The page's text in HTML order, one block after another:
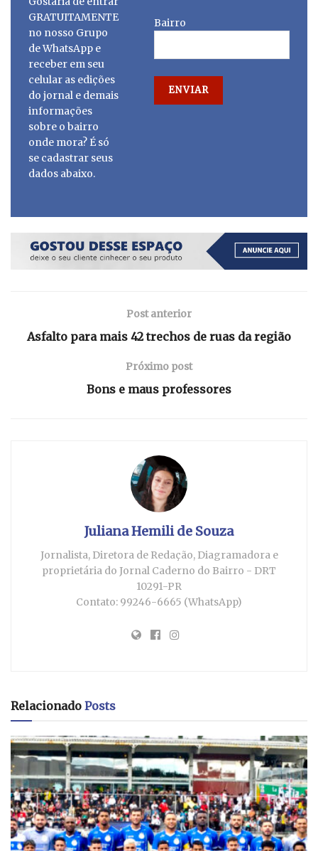
GRATUITAMENTE
no nosso Grupo
de WhatsApp e
receber em seu
celular as edições
do jornal e demais
informações
sobre o bairro
onde mora? É só
se cadastrar seus
dados abaixo.
Bairro
Post anterior
Asfalto para mais 42 trechos de ruas da região
Próximo post
Bons e maus professores
Juliana Hemili de Souza
Jornalista, Diretora de Redação, Diagramadora e
proprietária do Jornal Caderno do Bairro - DRT
10291-PR
Contato: 99246-6665 (WhatsApp)
Relacionado Posts